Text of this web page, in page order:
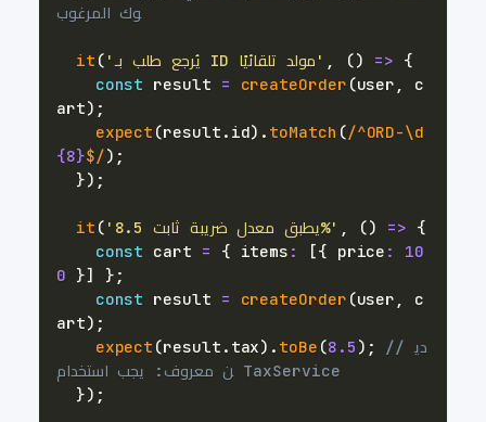
وك المرغوب
it ( 'يُرجع طلب بـ ID مولد تلقائيًا' , () => {
const result = createOrder (user ,
c
art) ;
expect (result . id) . toMatch (/^ORD-\d
{8}$/) ;
}) ;
it ( 'يطبق معدل ضريبة ثابت 8.5%' , () => {
const cart = { items : [{ price :
10
0 }] } ;
const result = createOrder (user ,
c
art) ;
expect (result . tax) . toBe (8.5 ) ;
// دي
ن معروف: يجب استخدام TaxService
}) ;